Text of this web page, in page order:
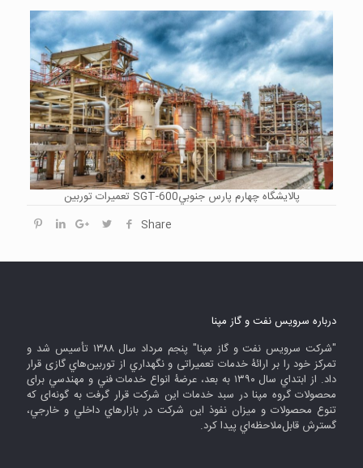
تعميرات توربين SGT-600پالايشگاه چهارم پارس جنوبي
Share
درباره سرويس نفت و گاز مپنا
"شركت سرويس نفت و گاز مپنا" پنجم مرداد سال ۱۳۸۸ تأسيس شد و
تمرکز خود را بر ارائۀ خدمات تعميراتی و نگهداري از توربين‌هاي گازی قرار
داد. از ابتداي سال ۱۳۹۰ به بعد، عرضۀ انواع خدمات فني و مهندسي برای
محصولات گروه مپنا در سبد خدمات این شرکت قرار گرفت به گونه‌ای که
تنوع محصولات و میزان نفوذ این شرکت در بازارهاي داخلي و خارجي،
گسترش قابل‌ملاحظه‌اي پيدا كرد.